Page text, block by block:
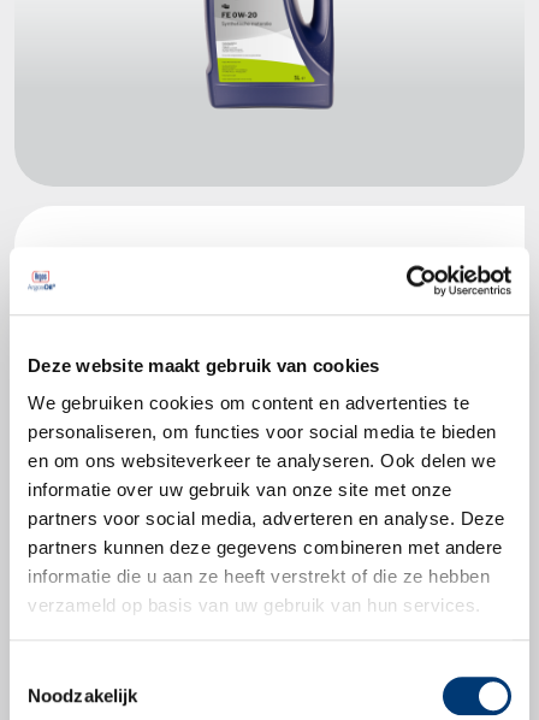
Deze website maakt gebruik van cookies
We gebruiken cookies om content en advertenties te
personaliseren, om functies voor social media te bieden
en om ons websiteverkeer te analyseren. Ook delen we
informatie over uw gebruik van onze site met onze
partners voor social media, adverteren en analyse. Deze
partners kunnen deze gegevens combineren met andere
informatie die u aan ze heeft verstrekt of die ze hebben
verzameld op basis van uw gebruik van hun services.
Noodzakelijk
API SN, SN Plus, SN/RC, SP, SP/RC
GM dexos1™Gen3
ILSAC GF-5, GF-6A